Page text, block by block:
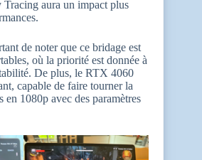
aura un impact plus
de noter que ce bridage est
où la priorité est donnée à
De plus, le RTX 4060
capable de faire tourner la
en 1080p avec des paramètres